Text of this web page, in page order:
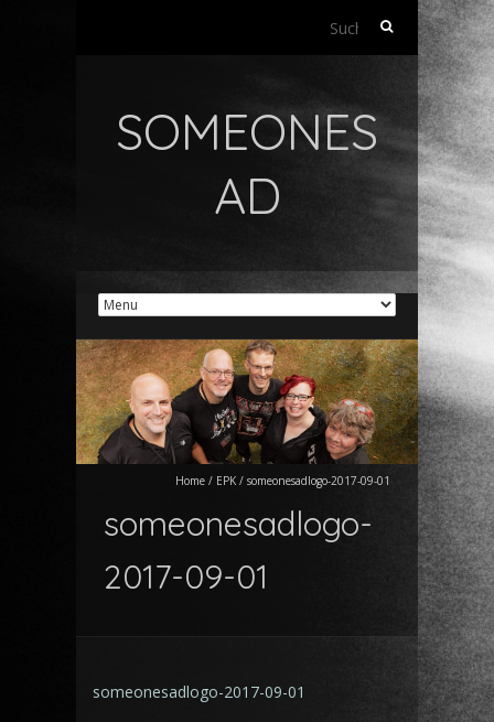
Suchen
SOMEONES
AD
Home / EPK / someonesadlogo-2017-09-01
someonesadlogo-
2017-09-01
someonesadlogo-2017-09-01